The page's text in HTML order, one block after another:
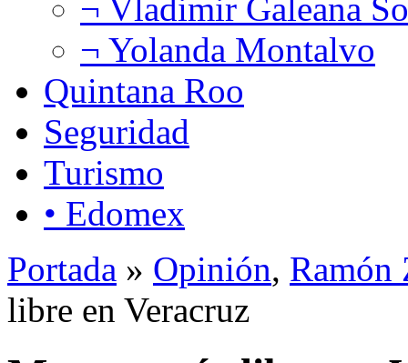
¬ Vladimir Galeana
¬ Yolanda Montalvo
Quintana Roo
Seguridad
Turismo
• Edomex
Portada » Opinión, Ramón
libre en Veracruz